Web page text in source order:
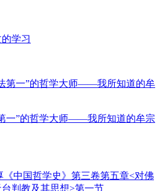
学习
一”的哲学大师——我所知道的牟宗
《中国哲学史》第三卷第五章<对佛
判教及其思想>第一节